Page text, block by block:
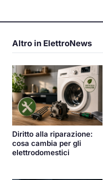
Altro in ElettroNews
Diritto alla riparazione:
cosa cambia per gli
elettrodomestici